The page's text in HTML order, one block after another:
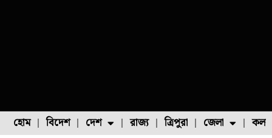
হোম বিদেশ দেশ রাজ্য ত্রিপুরা জেলা